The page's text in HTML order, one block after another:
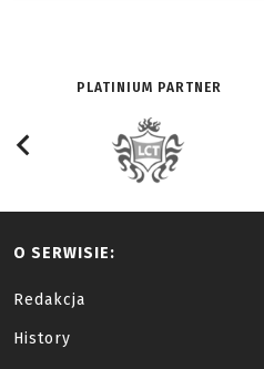
PLATINIUM PARTNER
O SERWISIE:
Redakcja
History